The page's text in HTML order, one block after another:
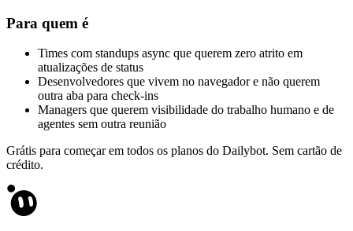
Para quem é
Times com standups async que querem zero atrito em
atualizações de status
Desenvolvedores que vivem no navegador e não querem
outra aba para check-ins
Managers que querem visibilidade do trabalho humano e de
agentes sem outra reunião
Grátis para começar em todos os planos do Dailybot. Sem cartão de
crédito.